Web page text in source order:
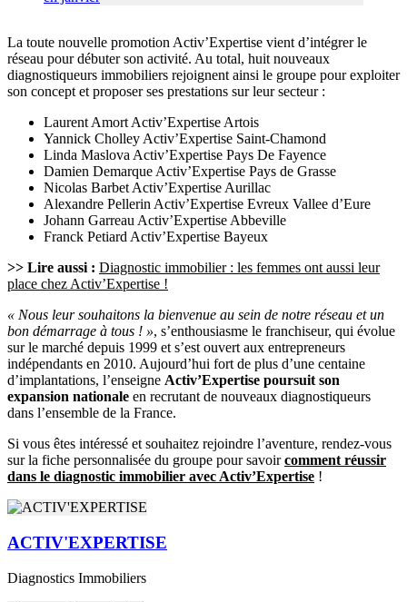
La toute nouvelle promotion Activ’Expertise vient d’intégrer le
réseau pour débuter son activité. Au total, huit nouveaux
diagnostiqueurs immobiliers rejoignent ainsi le groupe pour exploiter
son concept et proposer ses prestations sur leur secteur :
Laurent Amort Activ’Expertise Artois
Yannick Cholley Activ’Expertise Saint-Chamond
Linda Maslova Activ’Expertise Pays De Fayence
Damien Demarque Activ’Expertise Pays de Grasse
Nicolas Barbet Activ’Expertise Aurillac
Alexandre Pellerin Activ’Expertise Evreux Vallee d’Eure
Johann Garreau Activ’Expertise Abbeville
Franck Petiard Activ’Expertise Bayeux
>> Lire aussi : Diagnostic immobilier : les femmes ont aussi leur
place chez Activ’Expertise !
« Nous leur souhaitons la bienvenue au sein de notre réseau et un
bon démarrage à tous ! », s’enthousiasme le franchiseur, qui évolue
sur le marché depuis 1999 et s’est ouvert aux entrepreneurs
indépendants en 2010. Aujourd’hui fort de plus d’une centaine
d’implantations, l’enseigne Activ’Expertise poursuit son
expansion nationale en recrutant de nouveaux diagnostiqueurs
dans l’ensemble de la France.
Si vous êtes intéressé et souhaitez rejoindre l’aventure, rendez-vous
sur la fiche personnalisée du groupe pour savoircomment réussir
dans le diagnostic immobilier avec Activ’Expertise !
ACTIV'EXPERTISE
Diagnostics Immobiliers